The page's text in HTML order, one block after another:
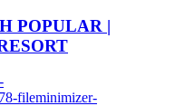
POPULAR |
fileminimizer-